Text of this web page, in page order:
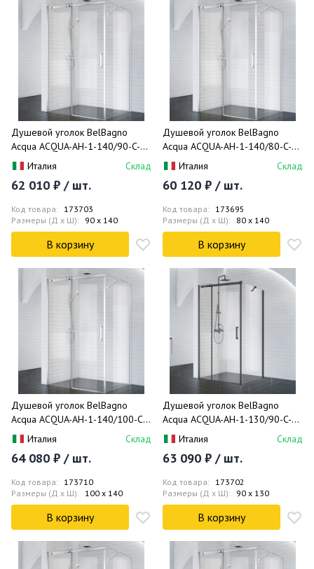
Душевой уголок BelBagno
Acqua ACQUA-AH-1-140/90-C-Cr
140x90Италия Склад
62 010 ₽ / шт.
Код товара: 173703
Размеры (Д x Ш): 90 x 140
В корзину
Душевой уголок BelBagno
Acqua ACQUA-AH-1-140/80-C-Cr
140x80Италия Склад
60 120 ₽ / шт.
Код товара: 173695
Размеры (Д x Ш): 80 x 140
В корзину
Душевой уголок BelBagno
Acqua ACQUA-AH-1-140/100-C-
Cr 140x100
Италия Склад
64 080 ₽ / шт.
Код товара: 173710
Размеры (Д x Ш): 100 x 140
В корзину
Душевой уголок BelBagno
Acqua ACQUA-AH-1-130/90-C-
NERO 130x90
Италия Склад
63 090 ₽ / шт.
Код товара: 173702
Размеры (Д x Ш): 90 x 130
В корзину